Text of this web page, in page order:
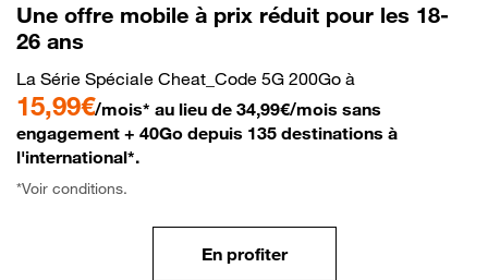
Une offre mobile à prix réduit pour les 18-
26 ans
La Série Spéciale Cheat_Code 5G 200Go à
15,99€/mois* au lieu de 34,99€/mois sans
engagement + 40Go depuis 135 destinations à
l'international*.
*Voir conditions.
En profiter